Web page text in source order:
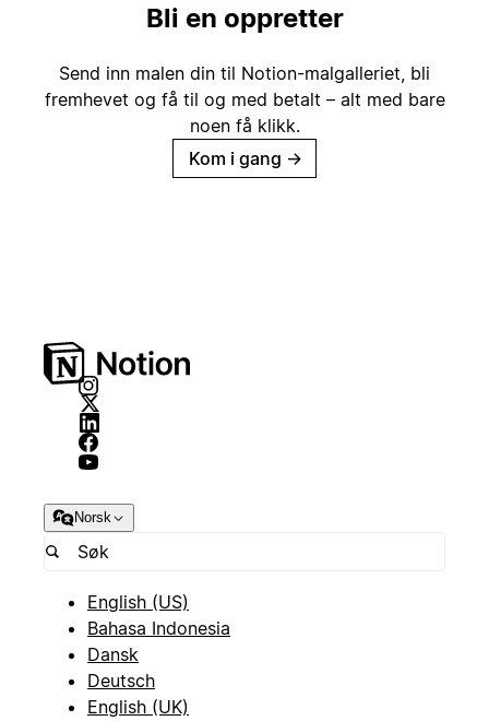
Bli en oppretter
Send inn malen din til Notion-malgalleriet, bli
fremhevet og få til og med betalt – alt med bare
noen få klikk.
Kom i gang →
Norsk
English (US)
Bahasa Indonesia
Dansk
Deutsch
English (UK)